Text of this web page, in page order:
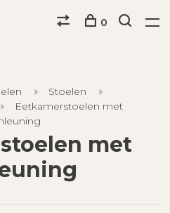
0
Stoelen
Eetkamerstoelen met
met